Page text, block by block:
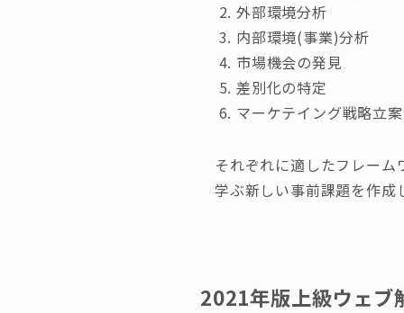
外部環境分析
内部環境(事業)分析
市場機会の発見
差別化の特定
マーケテイング戦略立案
それぞれに適したフレー
学ぶ新しい事前課題を作成
2021年版上級ウェブ